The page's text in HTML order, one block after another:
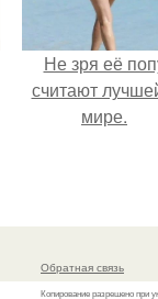
Не зря её
считают
мире.
Обратная связь
Копирование разрешено при